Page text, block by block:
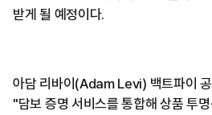
받게 될 예정이다.
아담 리바이(Adam Levi) 백트파이
"담보 증명 서비스를 통합해 상품 투